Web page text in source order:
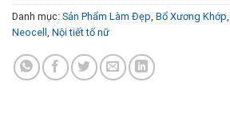
Danh mục: Sản Phẩm Làm Đẹp Bổ Xương Khớp
Neocell Nội tiết tố nữ